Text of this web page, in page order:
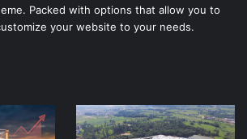
Packed with options that allow you to
your website to your needs.